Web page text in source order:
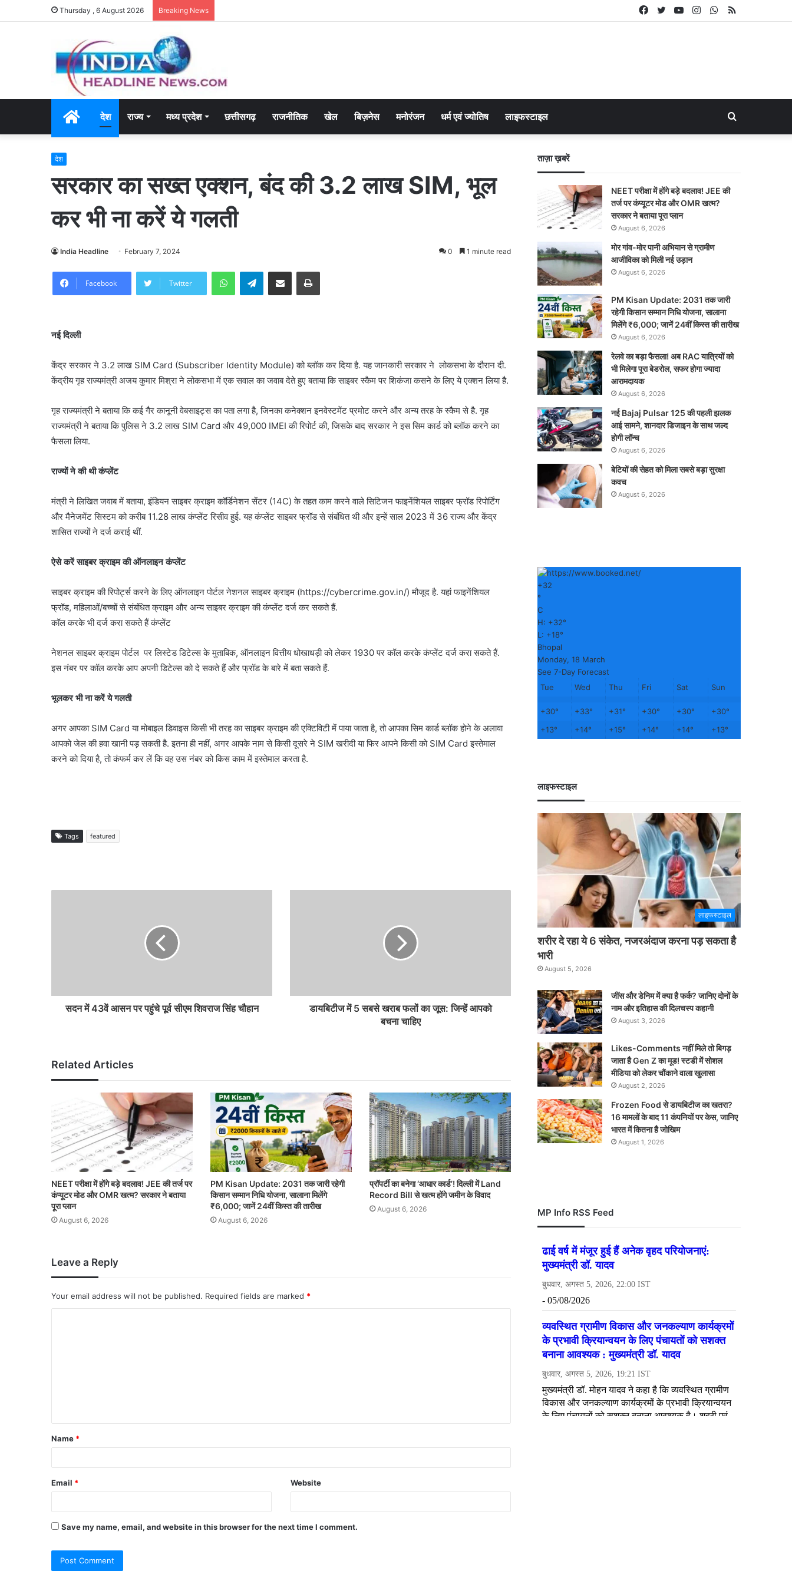
Thursday , 6 August 2026 Breaking News RSS
WhatsApp
Instagram
YouTube
Twitter
Facebook
Homeदेश राज्य मध्य प्रदेश छत्तीसगढ़ राजनीतिक खेल बिज़नेस मनोरंजन धर्म एवं ज्योतिष लाइफस्टाइल Search
देश
सरकार का सख्त एक्शन, बंद की 3.2 लाख SIM, भूल
कर भी ना करें ये गलती
India Headline February 7, 2024 0 1 minute read
Facebook Twitter
WhatsAppTelegramShare via Email Print
नई दिल्ली
केंद्र सरकार ने 3.2 लाख SIM Card (Subscriber Identity Module) को ब्लॉक कर दिया है. यह जानकारी सरकार ने लोकसभा के दौरान दी.
केंद्रीय गृह राज्यमंत्री अजय कुमार मिश्रा ने लोकसभा में एक सवाल का जवाब देते हुए बताया कि साइबर स्कैम पर शिकंजा कसने के लिए ये एक्शन लिया है.
गृह राज्यमंत्री ने बताया कि कई गैर कानूनी वेबसाइट्स का पता लगा है, जिनका कनेक्शन इनवेस्टमेंट प्रमोट करने और अन्य तरह के स्कैम से है. गृह
राज्यमंत्री ने बताया कि पुलिस ने 3.2 लाख SIM Card और 49,000 IMEI की रिपोर्ट की, जिसके बाद सरकार ने इस सिम कार्ड को ब्लॉक करने का
फैसला लिया.
राज्यों ने की थी कंप्लेंट
मंत्री ने लिखित जवाब में बताया, इंडियन साइबर क्राइम कॉर्डिनेशन सेंटर (14C) के तहत काम करने वाले सिटिजन फाइनेंशियल साइबर फ्रॉड रिपोर्टिंग
और मैनेजमेंट सिस्टम को करीब 11.28 लाख कंप्लेंट रिसीव हुई. यह कंप्लेंट साइबर फ्रॉड से संबंधित थी और इन्हें साल 2023 में 36 राज्य और केंद्र
शासित राज्यों ने दर्ज कराई थीं.
ऐसे करें साइबर क्राइम की ऑनलाइन कंप्लेंट
साइबर क्राइम की रिपोर्ट्स करने के लिए ऑनलाइन पोर्टल नेशनल साइबर क्राइम (https://cybercrime.gov.in/) मौजूद है. यहां फाइनेंशियल
फ्रॉड, महिलाओं/बच्चों से संबंधित क्राइम और अन्य साइबर क्राइम की कंप्लेंट दर्ज कर सकते हैं.
कॉल करके भी दर्ज करा सकते हैं कंप्लेंट
नेशनल साइबर क्राइम पोर्टल पर लिस्टेड डिटेल्स के मुताबिक, ऑनलाइन वित्तीय धोखाधड़ी को लेकर 1930 पर कॉल करके कंप्लेंट दर्ज करा सकते हैं.
इस नंबर पर कॉल करके आप अपनी डिटेल्स को दे सकते हैं और फ्रॉड के बारे में बता सकते हैं.
भूलकर भी ना करें ये गलती
अगर आपका SIM Card या मोबाइल डिवाइस किसी भी तरह का साइबर क्राइम की एक्टिविटी में पाया जाता है, तो आपका सिम कार्ड ब्लॉक होने के अलावा
आपको जेल की हवा खानी पड़ सकती है. इतना ही नहीं, अगर आपके नाम से किसी दूसरे ने SIM खरीदी या फिर आपने किसी को SIM Card इस्तेमाल
करने को दिया है, तो कंफर्म कर लें कि वह उस नंबर को किस काम में इस्तेमाल करता है.
Tags featured
सदन में 43वें आसन पर पहुंचे पूर्व सीएम शिवराज सिंह चौहान
डायबिटीज में 5 सबसे खराब फलों का जूस: जिन्हें आपको
बचना चाहिए
Related Articles
NEET परीक्षा में होंगे बड़े बदलाव! JEE की तर्ज पर
कंप्यूटर मोड और OMR खत्म? सरकार ने बताया
पूरा प्लान
August 6, 2026
PM Kisan Update: 2031 तक जारी रहेगी
किसान सम्मान निधि योजना, सालाना मिलेंगे
₹6,000; जानें 24वीं किस्त की तारीख
August 6, 2026
प्रॉपर्टी का बनेगा ‘आधार कार्ड’! दिल्ली में Land
Record Bill से खत्म होंगे जमीन के विवाद
August 6, 2026
Leave a Reply
Your email address will not be published. Required fields are marked *
Name *
Email * Website
Save my name, email, and website in this browser for the next time I comment.
ताज़ा ख़बरें
NEET परीक्षा में होंगे बड़े बदलाव! JEE की
तर्ज पर कंप्यूटर मोड और OMR खत्म?
सरकार ने बताया पूरा प्लान
August 6, 2026
मोर गांव-मोर पानी अभियान से ग्रामीण
आजीविका को मिली नई उड़ान
August 6, 2026
PM Kisan Update: 2031 तक जारी
रहेगी किसान सम्मान निधि योजना, सालाना
मिलेंगे ₹6,000; जानें 24वीं किस्त की तारीख
August 6, 2026
रेलवे का बड़ा फैसला! अब RAC यात्रियों को
भी मिलेगा पूरा बेडरोल, सफर होगा ज्यादा
आरामदायक
August 6, 2026
नई Bajaj Pulsar 125 की पहली झलक
आई सामने, शानदार डिजाइन के साथ जल्द
होगी लॉन्च
August 6, 2026
बेटियों की सेहत को मिला सबसे बड़ा सुरक्षा
कवच
August 6, 2026
+32
°
C
H: +32°
L: +18°
Bhopal
Monday, 18 March
See 7-Day Forecast
Tue
Wed Thu Fri Sat Sun
+30° +33° +31° +30° +30° +30°
+13° +14° +15° +14° +14° +13°
लाइफस्टाइल
लाइफस्टाइल
शरीर दे रहा ये 6 संकेत, नजरअंदाज करना पड़ सकता है
भारी
August 5, 2026
जींस और डेनिम में क्या है फर्क? जानिए दोनों के
नाम और इतिहास की दिलचस्प कहानी
August 3, 2026
Likes-Comments नहीं मिले तो बिगड़
जाता है Gen Z का मूड! स्टडी में सोशल
मीडिया को लेकर चौंकाने वाला खुलासा
August 2, 2026
Frozen Food से डायबिटीज का खतरा?
16 मामलों के बाद 11 कंपनियों पर केस, जानिए
भारत में कितना है जोखिम
August 1, 2026
MP Info RSS Feed